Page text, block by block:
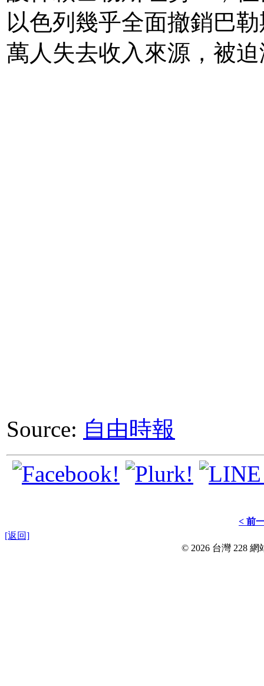
以色列幾乎全面撤銷巴
萬人失去收入來源，被
Source: 自由時報
< 前
[返回]
© 2026 台灣 228 網